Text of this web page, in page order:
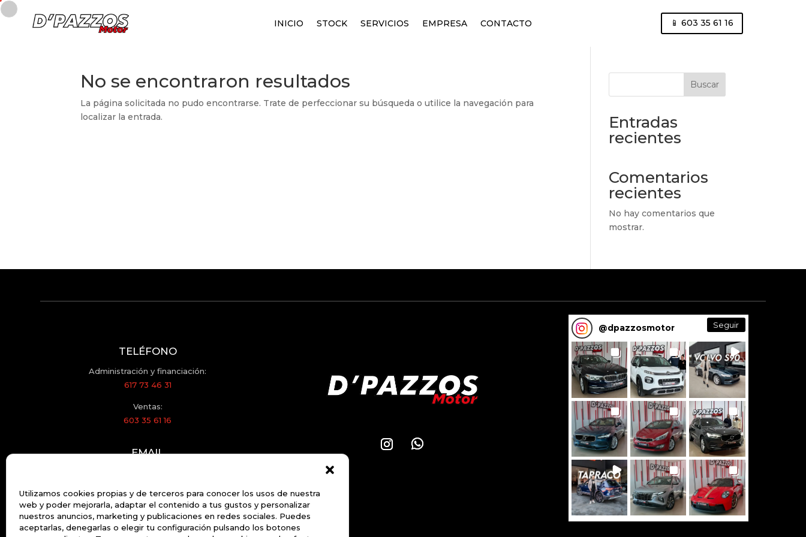
Utilizamos cookies propias y de terceros para conocer los usos de nuestra
web y poder mejorarla, adaptar el contenido a tus gustos y personalizar
nuestros anuncios, marketing y publicaciones en redes sociales. Puedes
aceptarlas, denegarlas o elegir tu configuración pulsando los botones
INICIO STOCK SERVICIOS EMPRESA CONTACTO 📱 603 35 61 16
No se encontraron resultados
La página solicitada no pudo encontrarse. Trate de perfeccionar su búsqueda o utilice la navegación para
localizar la entrada.
Buscar
Entradas
recientes
Comentarios
recientes
No hay comentarios que
mostrar.
TELÉFONO
Administración y financiación:
617 73 46 31
Ventas:
603 35 61 16
EMAIL
@dpazzosmotor Seguir